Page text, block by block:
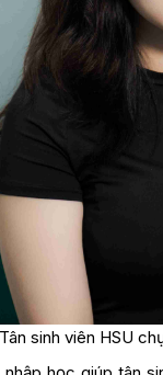
Tân sinh viên HSU